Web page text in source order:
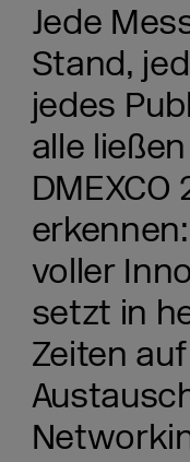
Jede
Stand,
jedes
alle
voller
setzt in
Zeiten